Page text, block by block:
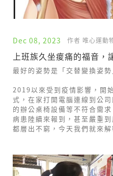
Dec 08, 2023 作者 唯心運動
上班族久坐痠痛的福音，
最好的姿勢是「交替變換姿
2019以來受到疫情影響，開
式，在家打開電腦連線到公
的辦公桌椅設備等不符合需
病患陸續來報到，甚至嚴重
都層出不窮，今天我們就來解